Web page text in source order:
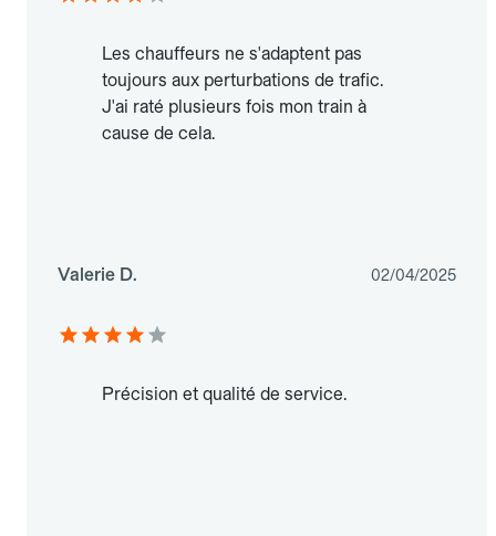
Les chauffeurs ne s'adaptent pas
toujours aux perturbations de trafic.
J'ai raté plusieurs fois mon train à
cause de cela.
Valerie D. 02/04/2025
Précision et qualité de service.